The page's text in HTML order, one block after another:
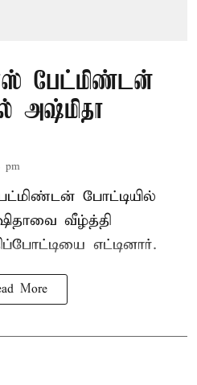
பேட்மிண்டன்
அஷ்மிதா
pm
போட்டியில்
வீழ்த்தி
எட்டினார்.
More